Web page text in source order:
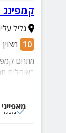
קמפינג
גליל
10 מצוין
מתחם
באוהלים
פיקניק